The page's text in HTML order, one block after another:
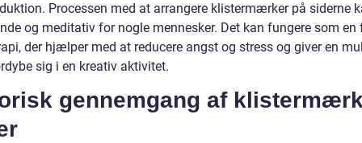
Processen med at arrangere klistermærker på siderne
og meditativ for nogle mennesker. Det kan fungere som
der hjælper med at reducere angst og stress og giver en
sig i en kreativ aktivitet.
gennemgang af